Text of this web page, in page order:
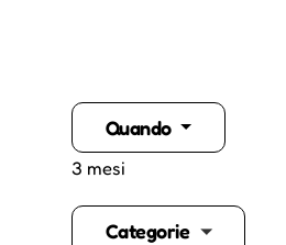
Quando
3 mesi
Categorie